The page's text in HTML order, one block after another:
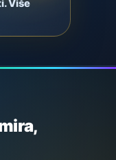
Više